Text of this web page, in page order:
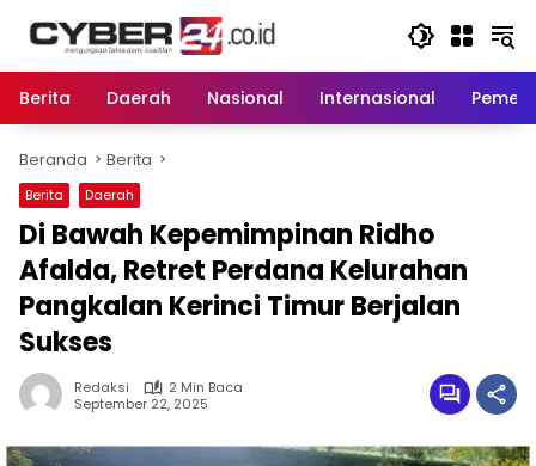
Berita
Daerah Nasional Internasional
Beranda Berita
Berita Daerah
Di Bawah Kepemimpinan Ridho
Afalda, Retret Perdana Kelurahan
Pangkalan Kerinci Timur Berjalan
Sukses
Redaksi
2 Min Baca
September 22, 2025